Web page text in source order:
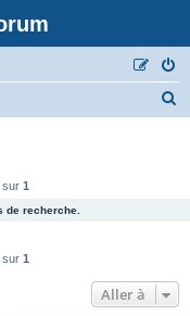
sur 1
de recherche.
sur 1
Aller à